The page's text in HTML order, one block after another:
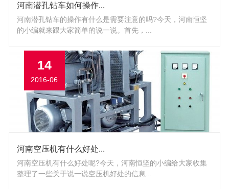
河南潜孔钻车如何操作...
河南潜孔钻车的操作有什么是需要注意的吗?今天，河南恒坚
的小编就来跟大家简单的说一说。首先，...
14
2016-06
河南空压机有什么好处...
河南空压机有什么好处呢?今天，河南恒坚的小编给大家收集
整理了一些关于说一说空压机好处的信息...